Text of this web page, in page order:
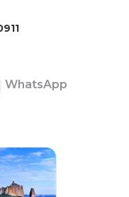
WhatsApp